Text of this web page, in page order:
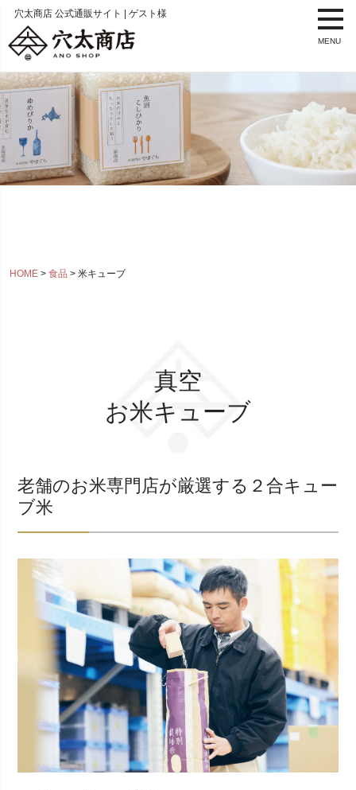
穴太商店 公式通販サイト | ゲスト様
MENU
HOME 食品 米キューブ
真空
お米キューブ
老舗のお米専門店が厳選する２合キュー
ブ米